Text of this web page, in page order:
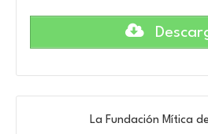
La Fundación Mítica